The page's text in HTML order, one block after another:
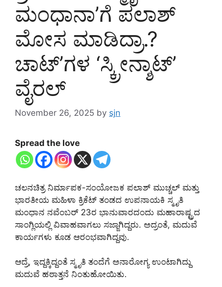
ಮಂಧಾನಾ’ಗೆ ಪಲಾಶ್
ಮೋಸ ಮಾಡಿದ್ರಾ.?
ಚಾಟ್’ಗಳ ‘ಸ್ಕ್ರೀನ್ಶಾಟ್’
ವೈರಲ್
November 26, 2025 by sjn
Spread the love
ಚಲನಚಿತ್ರ ನಿರ್ಮಾಪಕ-ಸಂಯೋಜಕ ಪಲಾಶ್ ಮುಚ್ಚಲ್ ಮತ್ತು
ಭಾರತೀಯ ಮಹಿಳಾ ಕ್ರಿಕೆಟ್ ತಂಡದ ಉಪನಾಯಕಿ ಸ್ಮೃತಿ
ಮಂಧಾನ ನವೆಂಬರ್ 23ರ ಭಾನುವಾರದಂದು ಮಹಾರಾಷ್ಟ್ರದ
ಸಾಂಗ್ಲಿಯಲ್ಲಿ ವಿವಾಹವಾಗಲು ಸಜ್ಜಾಗಿದ್ದರು. ಅದ್ರಂತೆ, ಮದುವೆ
ಕಾರ್ಯಗಳು ಕೂಡ ಆರಂಭವಾಗಿದ್ದವು.
ಆದ್ರೆ, ಇದ್ದಕ್ಕಿದ್ದಂತೆ ಸ್ಮೃತಿ ತಂದೆಗೆ ಅನಾರೋಗ್ಯ ಉಂಟಾಗಿದ್ದು
ಮದುವೆ ಹಠಾತ್ತನೆ ನಿಂತುಹೋಯಿತು.